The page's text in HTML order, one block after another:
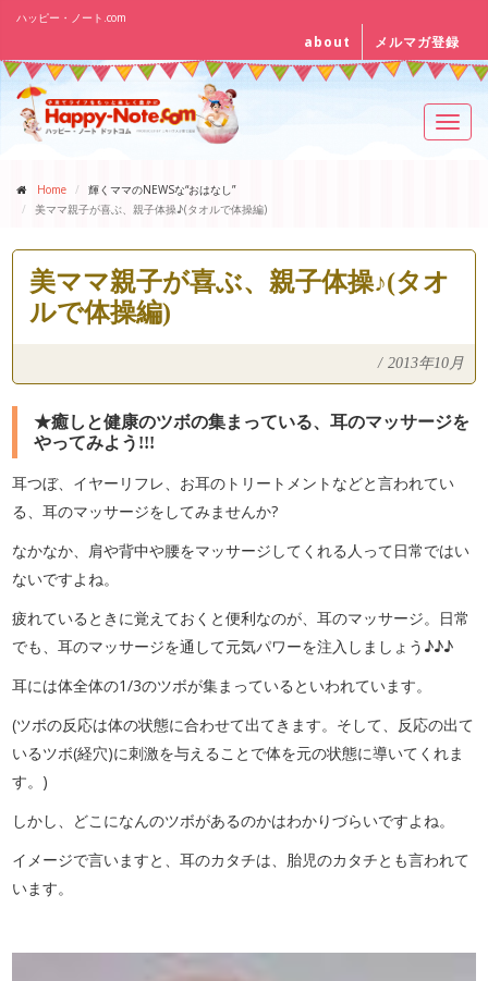
ハッピー・ノート.com
about メルマガ登録
Home
輝くママのNEWSな“おはなし”
美ママ親子が喜ぶ、親子体操♪(タオルで体操編)
美ママ親子が喜ぶ、親子体操♪(タオ
ルで体操編)
/ 2013年10月
★癒しと健康のツボの集まっている、耳のマッサージを
やってみよう!!!
耳つぼ、イヤーリフレ、お耳のトリートメントなどと言われてい
る、耳のマッサージをしてみませんか?
なかなか、肩や背中や腰をマッサージしてくれる人って日常ではい
ないですよね。
疲れているときに覚えておくと便利なのが、耳のマッサージ。日常
でも、耳のマッサージを通して元気パワーを注入しましょう♪♪♪
耳には体全体の1/3のツボが集まっているといわれています。
(ツボの反応は体の状態に合わせて出てきます。そして、反応の出て
いるツボ(経穴)に刺激を与えることで体を元の状態に導いてくれま
す。)
しかし、どこになんのツボがあるのかはわかりづらいですよね。
イメージで言いますと、耳のカタチは、胎児のカタチとも言われて
います。